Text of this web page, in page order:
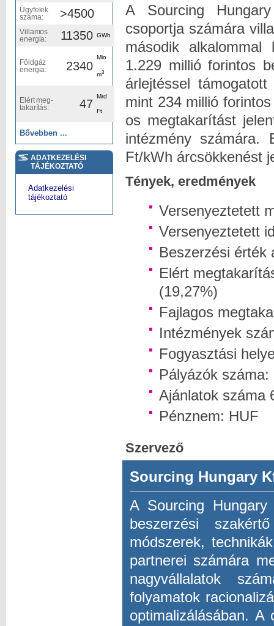
Ügyfelek
száma:
>4500
Villamos
energia:
11350 GWh
Földgáz
energia:
2340
Mio
m3
Elért meg-
takarítás:
47
Mrd
Ft
Bővebben ...
ADATKEZELÉSI
TÁJÉKOZTATÓ
Adatkezelési
tájékoztató
A Sourcing
csoportja számára
második alkalommal
1.229 millió forintos
árlejtéssel
mint 234 millió
os megtakarítást
intézmény számára.
Ft/kWh árcsökkenést
Tények, eredmények
Versenyeztetett
Versenyeztetett
Beszerzési érték
Elért
(19,27%)
Fajlagos
Intézmények
Fogyasztási
Pályázók
Ajánlatok száma
Pénznem: HUF
Szervező
Sourcing Hungary
A Sourcing
beszerzési
módszerek,
partnerei számára
nagyvállalatok
folyamatok
optimalizálásában.